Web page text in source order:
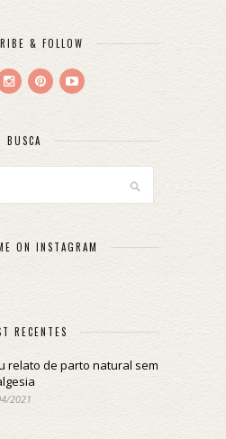
& FOLLOW
BUSCA
ON INSTAGRAM
RECENTES
relato de parto natural sem
2021